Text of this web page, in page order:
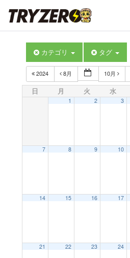
カテゴリ タグ
2024 8月 10月
日 月 火 水
1 2 3
7 8 9 10
14 15 16 17
21 22 23 24